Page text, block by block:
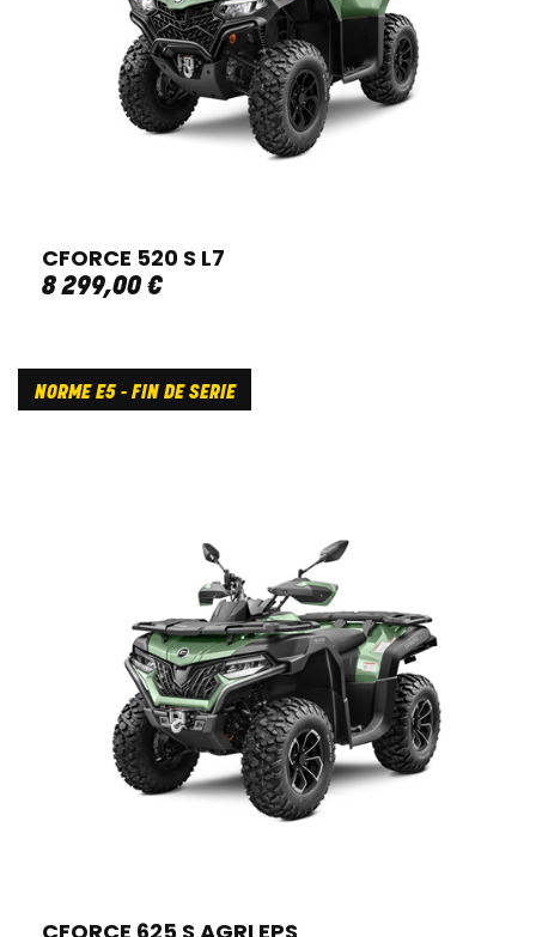
CFORCE 520 S L7
8 299,00€
NORME E5 - FIN DE SERIE